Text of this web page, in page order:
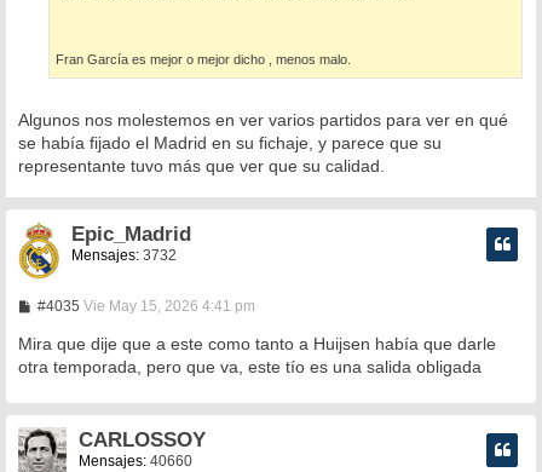
Fran García es mejor o mejor dicho , menos malo.
Algunos nos molestemos en ver varios partidos para ver en qué
se había fijado el Madrid en su fichaje, y parece que su
representante tuvo más que ver que su calidad.
Epic_Madrid
Mensajes: 3732
#4035M
n
a
e
Vie May 15, 2026 4:41 pm
Mira que dije que a este como tanto a Huijsen había que darle
otra temporada, pero que va, este tío es una salida obligada
CARLOSSOY
Mensajes: 40660